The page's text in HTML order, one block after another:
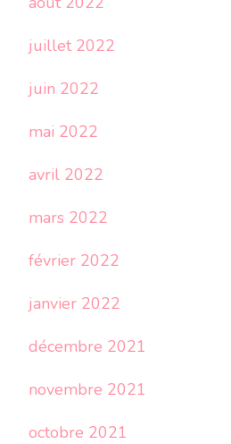
juillet 2022
juin 2022
mai 2022
avril 2022
mars 2022
février 2022
janvier 2022
décembre 2021
novembre 2021
octobre 2021